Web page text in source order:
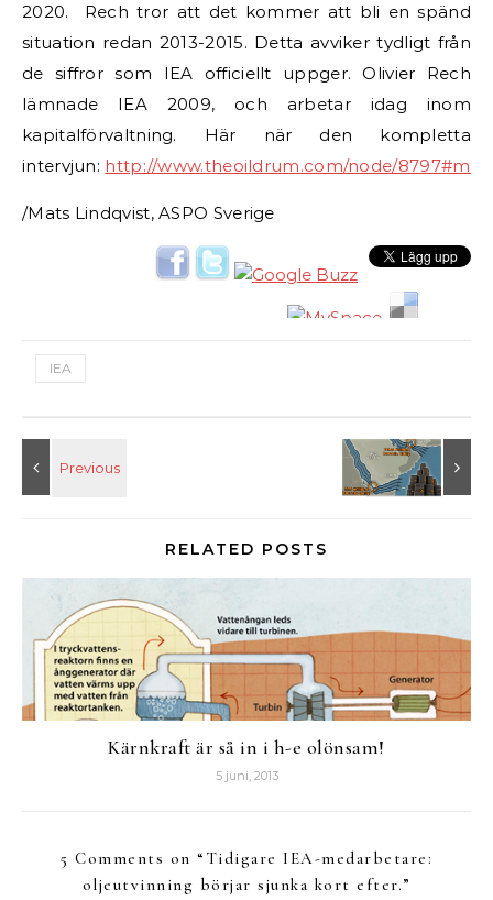
2020. Rech tror att det kommer att bli en spänd
situation redan 2013-2015. Detta avviker tydligt från
de siffror som IEA officiellt uppger. Olivier Rech
lämnade IEA 2009, och arbetar idag inom
kapitalförvaltning. Här när den kompletta
intervjun: http://www.theoildrum.com/node/
/Mats Lindqvist, ASPO Sverige
IEA
RELATED POSTS
Kärnkraft är så in i h-e olönsam!
5 juni, 2013
5 Comments on “ Tidigare IEA-medarbetare:
oljeutvinning börjar sjunka kort efter.”